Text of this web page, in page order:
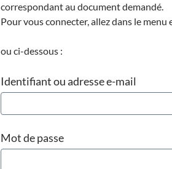
correspondant au document demandé.
Pour vous connecter, allez dans le menu
ou ci-dessous :
Identifiant ou adresse e-mail
Mot de passe